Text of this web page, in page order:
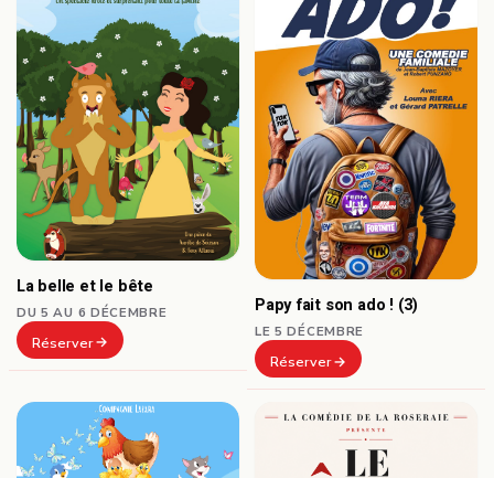
La belle et le bête
DU 5 AU 6 DÉCEMBRE
Réserver
Papy fait son ado ! (3)
LE 5 DÉCEMBRE
Réserver